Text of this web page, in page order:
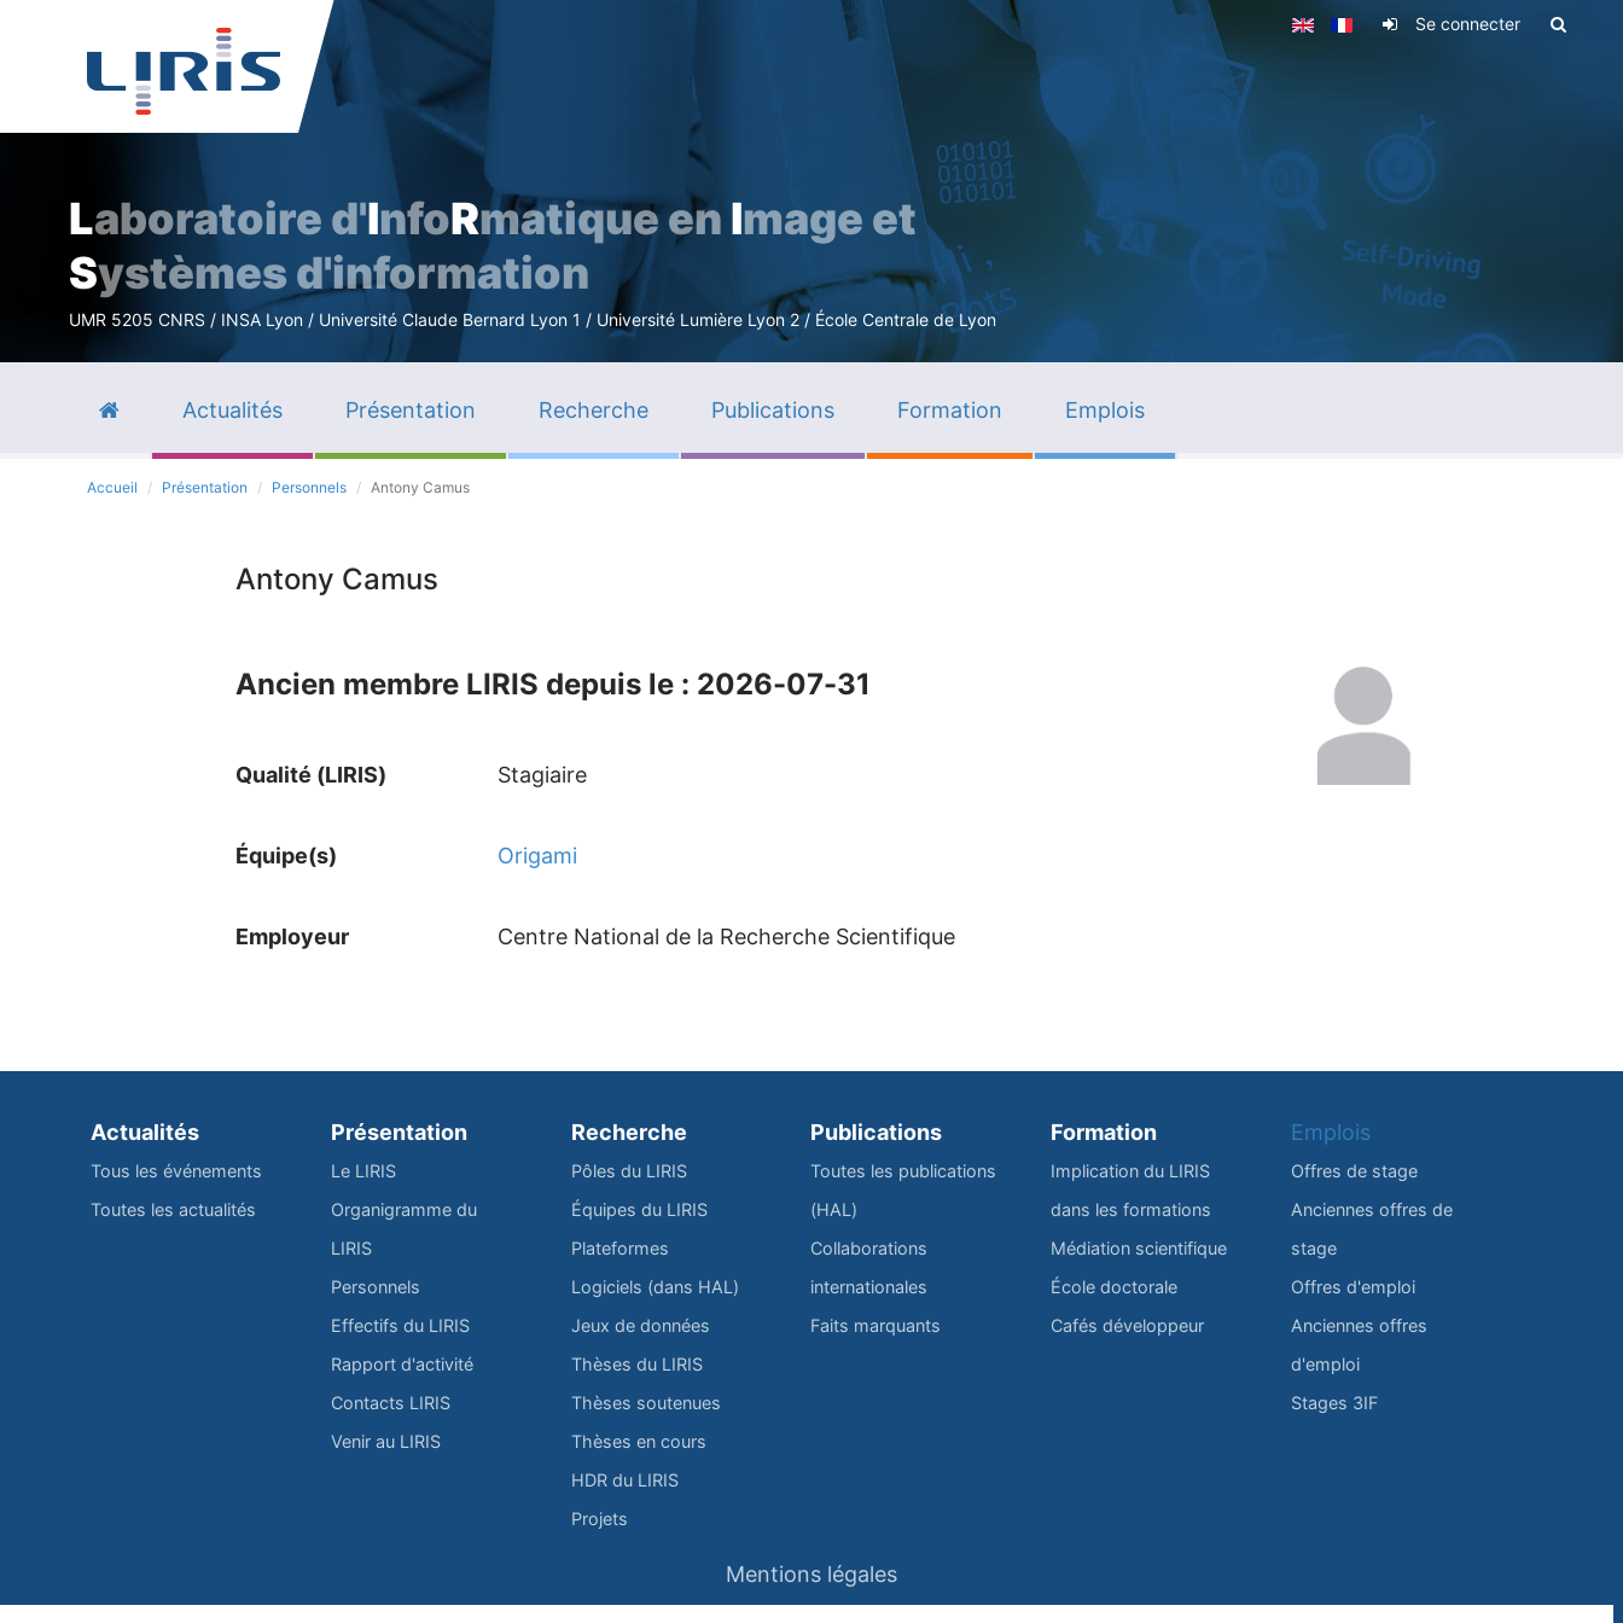
Aller
Se connecter
Laboratoire d'InfoRmatique en Image et
Systèmes d'information
UMR 5205 CNRS / INSA Lyon / Université Claude Bernard Lyon 1 / Université Lumière Lyon 2 / École Centrale de Lyon
Actualités Présentation Recherche Publications Formation Emplois
Accueil Présentation Personnels Antony Camus
Antony Camus
Ancien membre LIRIS depuis le : 2026-07-31
Qualité (LIRIS) Stagiaire
Équipe(s) Origami
Employeur Centre National de la Recherche Scientifique
Actualités
Tous les événements
Toutes les actualités
Présentation
Le LIRIS
Organigramme du
LIRIS
Personnels
Effectifs du LIRIS
Rapport d'activité
Contacts LIRIS
Venir au LIRIS
Recherche
Pôles du LIRIS
Équipes du LIRIS
Plateformes
Logiciels (dans HAL)
Jeux de données
Thèses du LIRIS
Thèses soutenues
Thèses en cours
HDR du LIRIS
Projets
Publications
Toutes les publications
(HAL)
Collaborations
internationales
Faits marquants
Formation
Implication du LIRIS
dans les formations
Médiation scientifique
École doctorale
Cafés développeur
Emplois
Offres de stage
Anciennes offres de
stage
Offres d'emploi
Anciennes offres
d'emploi
Stages 3IF
Mentions légales